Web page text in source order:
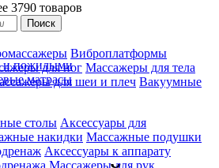
3790 товаров
Виброплатформы
для ног Массажеры для тела
для шеи и плеч Вакуумные
столы Аксессуары для
накидки Массажные подушки
Аксессуары к аппарату
Массажеры для рук
Поиск
и пожилыми
матрасы